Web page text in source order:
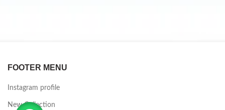
FOOTER MENU
Instagram profile
New Collection